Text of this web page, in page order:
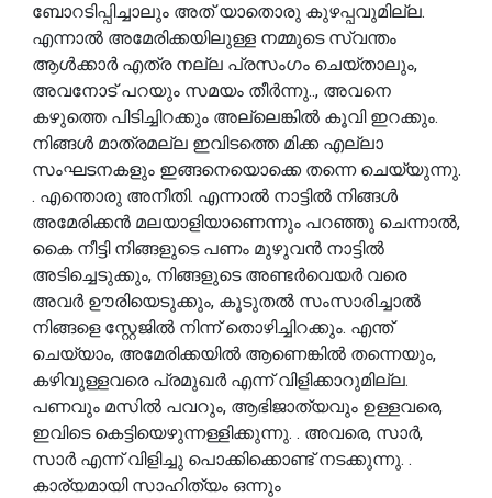
ബോറടിപ്പിച്ചാലും അത് യാതൊരു കുഴപ്പവുമില്ല.
എന്നാൽ അമേരിക്കയിലുള്ള നമ്മുടെ സ്വന്തം
ആൾക്കാർ എത്ര നല്ല പ്രസംഗം ചെയ്താലും,
അവനോട് പറയും സമയം തീർന്നു.., അവനെ
കഴുത്തെ പിടിച്ചിറക്കും അല്ലെങ്കിൽ കൂവി ഇറക്കും.
നിങ്ങൾ മാത്രമല്ല ഇവിടത്തെ മിക്ക എല്ലാ
സംഘടനകളും ഇങ്ങനെയൊക്കെ തന്നെ ചെയ്യുന്നു.
. എന്തൊരു അനീതി. എന്നാൽ നാട്ടിൽ നിങ്ങൾ
അമേരിക്കൻ മലയാളിയാണെന്നും പറഞ്ഞു ചെന്നാൽ,
കൈ നീട്ടി നിങ്ങളുടെ പണം മുഴുവൻ നാട്ടിൽ
അടിച്ചെടുക്കും, നിങ്ങളുടെ അണ്ടർവെയർ വരെ
അവർ ഊരിയെടുക്കും, കൂടുതൽ സംസാരിച്ചാൽ
നിങ്ങളെ സ്റ്റേജിൽ നിന്ന് തൊഴിച്ചിറക്കും. എന്ത്
ചെയ്യാം, അമേരിക്കയിൽ ആണെങ്കിൽ തന്നെയും,
കഴിവുള്ളവരെ പ്രമുഖർ എന്ന് വിളിക്കാറുമില്ല.
പണവും മസിൽ പവറും, ആഭിജാത്യവും ഉള്ളവരെ,
ഇവിടെ കെട്ടിയെഴുന്നള്ളിക്കുന്നു. . അവരെ, സാർ,
സാർ എന്ന് വിളിച്ചു പൊക്കിക്കൊണ്ട് നടക്കുന്നു. .
കാര്യമായി സാഹിത്യം ഒന്നും